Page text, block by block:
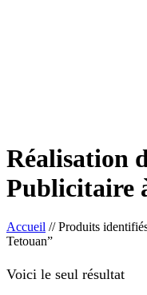
Réalisation
Publicitaire
Accueil //Produits
Tetouan”
Voici le seul résultat